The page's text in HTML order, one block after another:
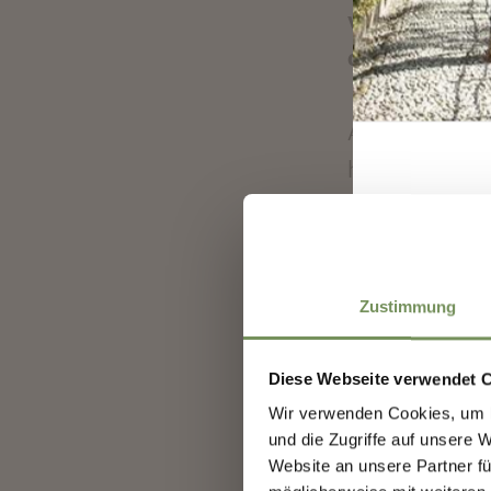
Zustimmung
Diese Webseite verwendet
Wir verwenden Cookies,
und die Zugriffe auf unsere
Website an unsere Partner
doch
Als ich die
Welt
der
Salzburg
hatte ich